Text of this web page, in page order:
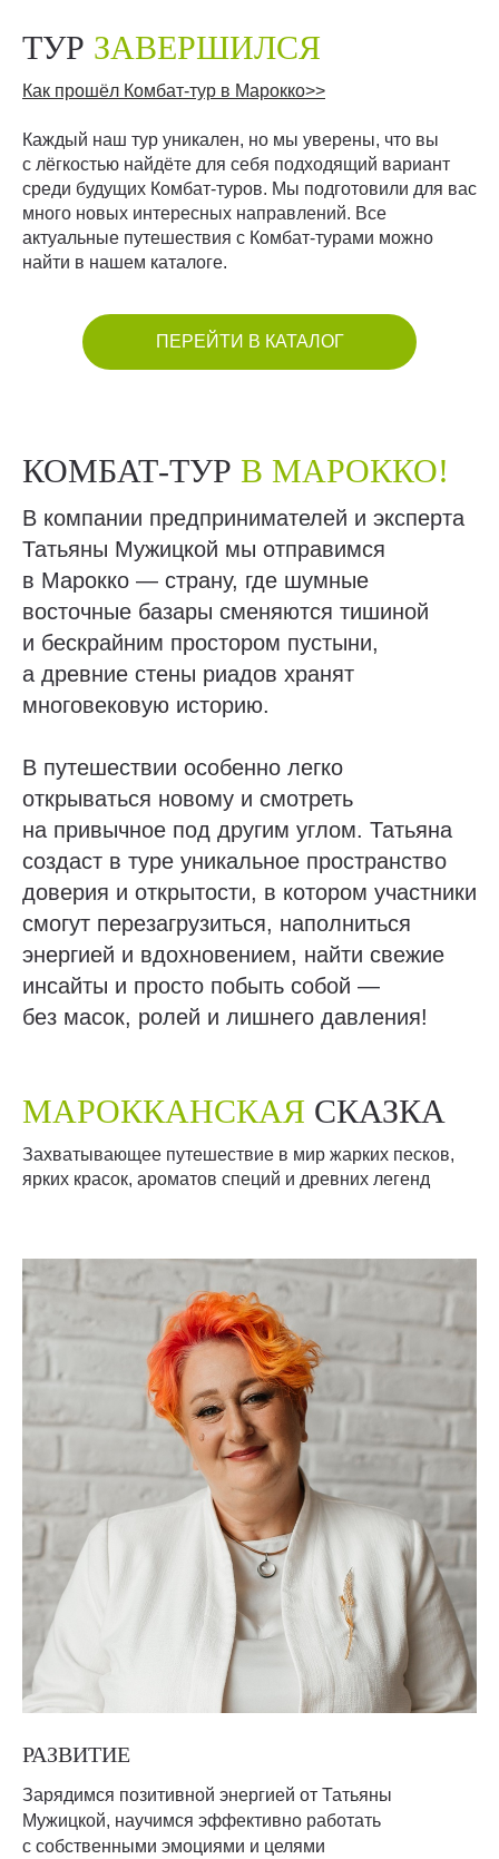
ТУР ЗАВЕРШИЛСЯ
Как прошёл Комбат-тур в Марокко>>
Каждый наш тур уникален, но мы уверены, что вы
с лёгкостью найдёте для себя подходящий вариант
среди будущих Комбат-туров. Мы подготовили для вас
много новых интересных направлений. Все
актуальные путешествия с Комбат-турами можно
найти в нашем каталоге.
ПЕРЕЙТИ В КАТАЛОГ
КОМБАТ-ТУР В МАРОККО!
В компании предпринимателей и эксперта
Татьяны Мужицкой мы отправимся
в Марокко — страну, где шумные
восточные базары сменяются тишиной
и бескрайним простором пустыни,
а древние стены риадов хранят
многовековую историю.
В путешествии особенно легко
открываться новому и смотреть
на привычное под другим углом. Татьяна
создаст в туре уникальное пространство
доверия и открытости, в котором участники
смогут перезагрузиться, наполниться
энергией и вдохновением, найти свежие
инсайты и просто побыть собой —
без масок, ролей и лишнего давления!
МАРОККАНСКАЯ СКАЗКА
Захватывающее путешествие в мир жарких песков,
ярких красок, ароматов специй и древних легенд
РАЗВИТИЕ
Зарядимся позитивной энергией от Татьяны
Мужицкой, научимся эффективно работать
с собственными эмоциями и целями